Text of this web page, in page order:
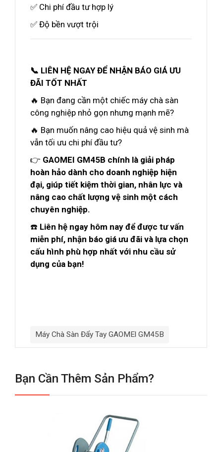
✅ Chi phí đầu tư hợp lý
✅ Độ bền vượt trội
📞 LIÊN HỆ NGAY ĐỂ NHẬN BÁO GIÁ ƯU
ĐÃI TỐT NHẤT
🔥 Bạn đang cần một chiếc máy chà sàn
công nghiệp nhỏ gọn nhưng mạnh mẽ?
🔥 Bạn muốn nâng cao hiệu quả vệ sinh mà
vẫn tối ưu chi phí đầu tư?
👉 GAOMEI GM45B chính là giải pháp
hoàn hảo dành cho doanh nghiệp hiện
đại, giúp tiết kiệm thời gian, nhân lực và
nâng cao chất lượng vệ sinh một cách
chuyên nghiệp.
☎️ Liên hệ ngay hôm nay để được tư vấn
miễn phí, nhận báo giá ưu đãi và lựa chọn
cấu hình phù hợp nhất với nhu cầu sử
dụng của bạn!
Máy Chà Sàn Đẩy Tay GAOMEl GM45B
Bạn Cần Thêm Sản Phẩm?